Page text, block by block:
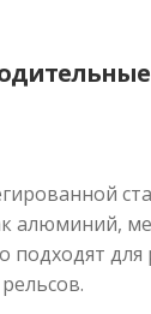
алюминий,
подходят для